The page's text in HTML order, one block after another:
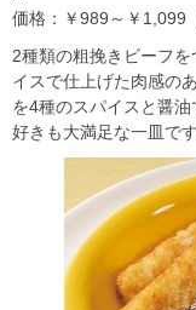
価格：￥989～￥1,099
2種類の粗挽きビーフ
イスで仕上げた肉感の
を4種のスパイスと醤
好きも大満足な一皿です